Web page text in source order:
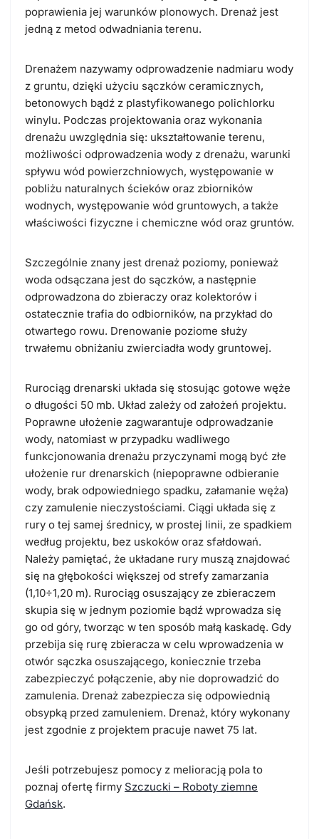
poprawienia jej warunków plonowych. Drenaż jest
jedną z metod odwadniania terenu.
Drenażem nazywamy odprowadzenie nadmiaru wody
z gruntu, dzięki użyciu sączków ceramicznych,
betonowych bądź z plastyfikowanego polichlorku
winylu. Podczas projektowania oraz wykonania
drenażu uwzględnia się: ukształtowanie terenu,
możliwości odprowadzenia wody z drenażu, warunki
spływu wód powierzchniowych, występowanie w
pobliżu naturalnych ścieków oraz zbiorników
wodnych, występowanie wód gruntowych, a także
właściwości fizyczne i chemiczne wód oraz gruntów.
Szczególnie znany jest drenaż poziomy, ponieważ
woda odsączana jest do sączków, a następnie
odprowadzona do zbieraczy oraz kolektorów i
ostatecznie trafia do odbiorników, na przykład do
otwartego rowu. Drenowanie poziome służy
trwałemu obniżaniu zwierciadła wody gruntowej.
Rurociąg drenarski układa się stosując gotowe węże
o długości 50 mb. Układ zależy od założeń projektu.
Poprawne ułożenie zagwarantuje odprowadzanie
wody, natomiast w przypadku wadliwego
funkcjonowania drenażu przyczynami mogą być złe
ułożenie rur drenarskich (niepoprawne odbieranie
wody, brak odpowiedniego spadku, załamanie węża)
czy zamulenie nieczystościami. Ciągi układa się z
rury o tej samej średnicy, w prostej linii, ze spadkiem
według projektu, bez uskoków oraz sfałdowań.
Należy pamiętać, że układane rury muszą znajdować
się na głębokości większej od strefy zamarzania
(1,10÷1,20 m). Rurociąg osuszający ze zbieraczem
skupia się w jednym poziomie bądź wprowadza się
go od góry, tworząc w ten sposób małą kaskadę. Gdy
przebija się rurę zbieracza w celu wprowadzenia w
otwór sączka osuszającego, koniecznie trzeba
zabezpieczyć połączenie, aby nie doprowadzić do
zamulenia. Drenaż zabezpiecza się odpowiednią
obsypką przed zamuleniem. Drenaż, który wykonany
jest zgodnie z projektem pracuje nawet 75 lat.
Jeśli potrzebujesz pomocy z melioracją pola to
poznaj ofertę firmy Szczucki – Roboty ziemne
Gdańsk.